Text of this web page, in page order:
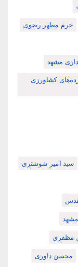
حرم مطهر رضوی
مشهد
کشاورزی
سید امیر شوشتری
مظفری
محسن داوری